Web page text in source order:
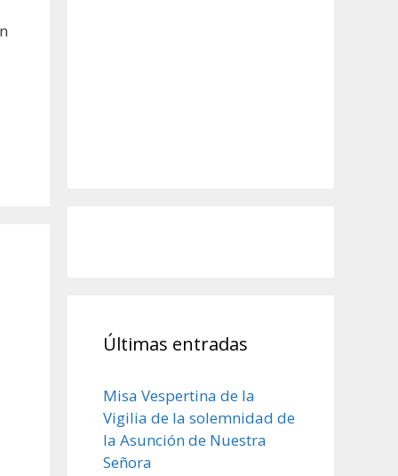
Últimas entradas
Misa Vespertina de la
Vigilia de la solemnidad de
la Asunción de Nuestra
Señora